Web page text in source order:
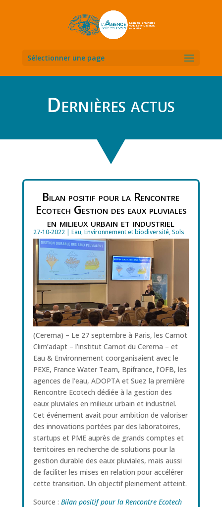
Sélectionner une page
Dernières actus
Bilan positif pour la Rencontre
Ecotech Gestion des eaux pluviales
en milieux urbain et industriel
27-10-2022| Eau,Environnement et biodiversité,Sols
(Cerema) – Le 27 septembre à Paris, les Carnot
Clim’adapt – l’institut Carnot du Cerema – et
Eau & Environnement coorganisaient avec le
PEXE, France Water Team, Bpifrance, l’OFB, les
agences de l’eau, ADOPTA et Suez la première
Rencontre Ecotech dédiée à la gestion des
eaux pluviales en milieux urbain et industriel.
Cet événement avait pour ambition de valoriser
des innovations portées par des laboratoires,
startups et PME auprès de grands comptes et
territoires en recherche de solutions pour la
gestion durable des eaux pluviales, mais aussi
de faciliter les mises en relation pour accélérer
cette transition. Un objectif pleinement atteint.
Source : Bilan positif pour la Rencontre Ecotech